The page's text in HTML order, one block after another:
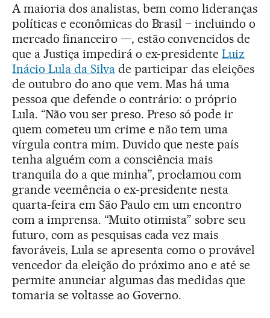
A maioria dos analistas, bem como lideranças
políticas e econômicas do Brasil – incluindo o
mercado financeiro —, estão convencidos de
que a Justiça impedirá o ex-presidenteLuiz
Inácio Lula da Silvade participar das eleições
de outubro do ano que vem. Mas há uma
pessoa que defende o contrário: o próprio
Lula. “Não vou ser preso. Preso só pode ir
quem cometeu um crime e não tem uma
vírgula contra mim. Duvido que neste país
tenha alguém com a consciência mais
tranquila do a que minha”, proclamou com
grande veemência o ex-presidente nesta
quarta-feira em São Paulo em um encontro
com a imprensa. “Muito otimista” sobre seu
futuro, com as pesquisas cada vez mais
favoráveis, Lula se apresenta como o provável
vencedor da eleição do próximo ano e até se
permite anunciar algumas das medidas que
tomaria se voltasse ao Governo.